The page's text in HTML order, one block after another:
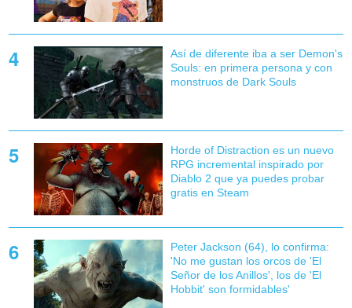
Así de diferente iba a ser Demon's
Souls: en primera persona y con
monstruos de Dark Souls
Horde of Distraction es un nuevo
RPG incremental inspirado por
Diablo 2 que ya puedes probar
gratis en Steam
Peter Jackson (64), lo confirma:
'No me gustan los orcos de 'El
Señor de los Anillos', los de 'El
Hobbit' son formidables'